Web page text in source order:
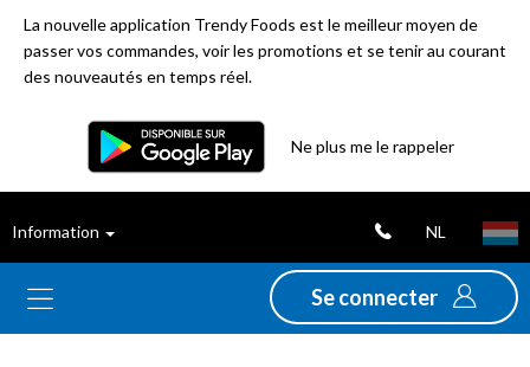
La nouvelle application Trendy Foods est le meilleur moyen de
passer vos commandes, voir les promotions et se tenir au courant
des nouveautés en temps réel.
Ne plus me le rappeler
Information NL
Se connecter
ventes
Nouveautés